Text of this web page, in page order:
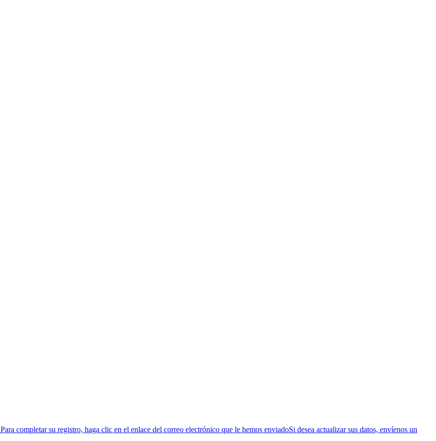
Para completar su registro, haga clic en el enlace del correo electrónico que le hemos enviadoSi desea actualizar sus datos, envíenos un